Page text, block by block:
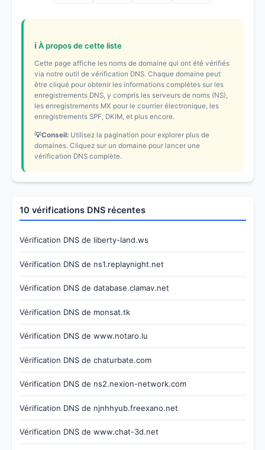
ℹ️ À propos de cette liste
Cette page affiche les noms de domaine qui ont été vérifiés
via notre outil de vérification DNS. Chaque domaine peut
être cliqué pour obtenir les informations complètes sur les
enregistrements DNS, y compris les serveurs de noms (NS),
les enregistrements MX pour le courrier électronique, les
enregistrements SPF, DKIM, et plus encore.
💡Conseil:Utilisez la pagination pour explorer plus de
domaines. Cliquez sur un domaine pour lancer une
vérification DNS complète.
10 vérifications DNS récentes
Vérification DNS de liberty-land.ws
Vérification DNS de ns1.replaynight.net
Vérification DNS de database.clamav.net
Vérification DNS de monsat.tk
Vérification DNS de www.notaro.lu
Vérification DNS de chaturbate.com
Vérification DNS de ns2.nexion-network.com
Vérification DNS de njnhhyub.freexano.net
Vérification DNS de www.chat-3d.net